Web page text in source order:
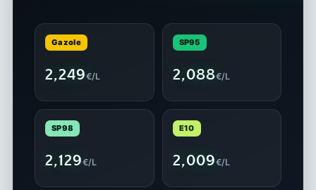
Gazole
2,249€/L
SP95
2,088€/L
SP98
2,129€/L
E10
2,009€/L